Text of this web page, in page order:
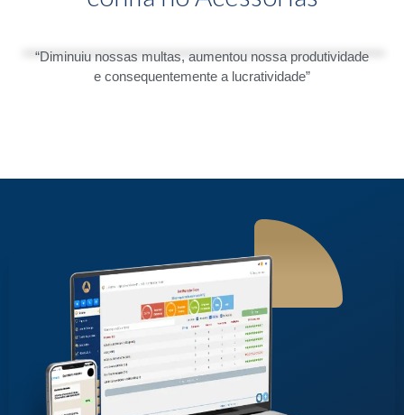
“Diminuiu nossas multas, aumentou nossa produtividade
e consequentemente a lucratividade”